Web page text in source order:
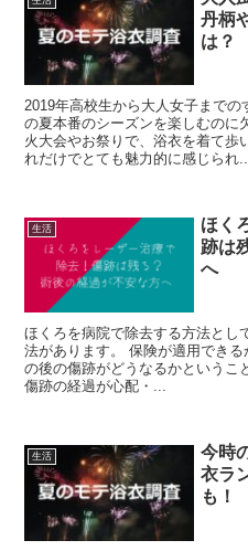
丹柄
は？
2019年高校生から大人女子まで
の夏本番のシーズンを楽しむのに
火大会やお祭りで、浴衣を着て歩
れだけでとても魅力的に感じられ...
生活
ほく
跡は
へ
ほくろを病院で除去する方法とし
法があります。 保険が適用でき
の後の傷跡がどうなるかというこ
傷跡の経過が心配・...
生活
今時
衣ラ
も！